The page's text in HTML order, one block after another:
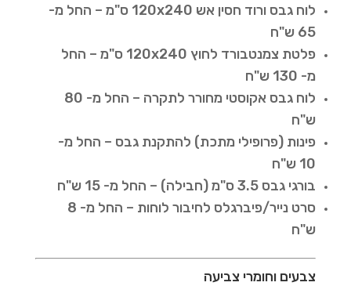
לוח גבס ורוד חסין אש 120x240 ס"מ – החל מ-
65 ש"ח
פלטת צמנטבורד לחוץ 120x240 ס"מ – החל
מ- 130 ש"ח
לוח גבס אקוסטי מחורר לתקרה – החל מ- 80
ש"ח
פינות (פרופילי מתכת) להתקנת גבס – החל מ-
10 ש"ח
בורגי גבס 3.5 ס"מ (חבילה) – החל מ- 15 ש"ח
סרט נייר/פיברגלס לחיבור לוחות – החל מ- 8
ש"ח
צבעים וחומרי צביעה